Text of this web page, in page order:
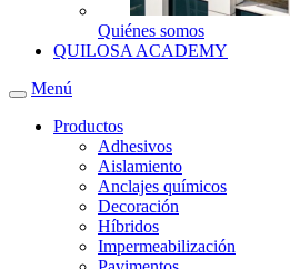
Quiénes somos
QUILOSA ACADEMY
Menú
Productos
Adhesivos
Aislamiento
Anclajes químicos
Decoración
Híbridos
Impermeabilización